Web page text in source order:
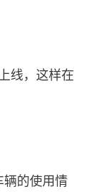
线，这样在
辆的使用情